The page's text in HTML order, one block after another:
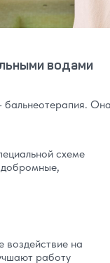
водами
бальнеотерапия.
схеме
на
работу